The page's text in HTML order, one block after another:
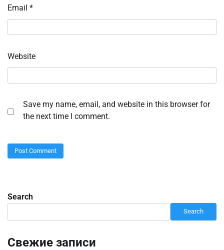
Email *
Website
Save my name, email, and website in this browser for
the next time I comment.
Search
Search
Свежие записи